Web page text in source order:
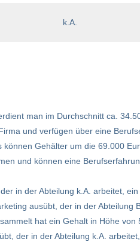
k.A.
man im Durchschnitt ca.
und verfügen über eine
Gehälter um die 69.000
und können eine
in der Abteilung k.A. arbeitet,
ausübt, der in der
hat ein Gehalt in Höhe
der in der Abteilung k.A.